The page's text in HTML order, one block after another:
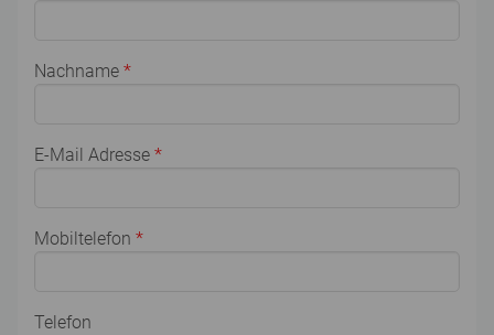
Nachname *
E-Mail Adresse *
Mobiltelefon *
Telefon